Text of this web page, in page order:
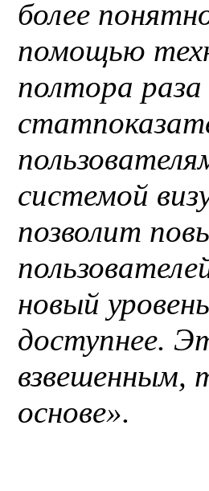
более
помощью
полтора
системой
позволит
новый
доступнее.
взвешенным,
основе».